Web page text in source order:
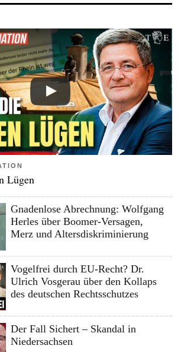
Lügen
Gnadenlose Abrechnung: Wolfgang
Herles über Boomer-Versagen,
Merz und Altersdiskriminierung
Vogelfrei durch EU-Recht? Dr.
Ulrich Vosgerau über den Kollaps
des deutschen Rechtsschutzes
Der Fall Sichert – Skandal in
Niedersachsen